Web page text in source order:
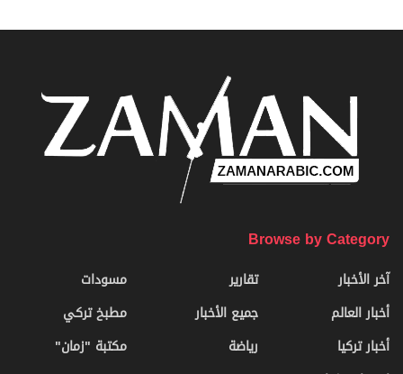
Browse by Category
آخر الأخبار
أخبار العالم
أخبار تركيا
تقارير
جميع الأخبار
رياضة
مسودات
مطبخ تركي
مكتبة "زمان"